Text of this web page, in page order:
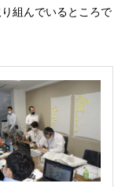
組んでいるところで